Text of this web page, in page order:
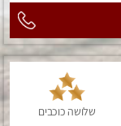
שלושה כוכבים